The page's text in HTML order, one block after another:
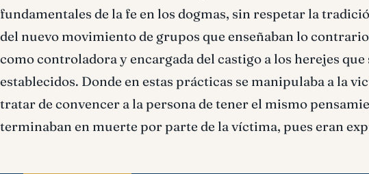
fundamentales de la fe en los dogmas, sin respetar la
del nuevo movimiento de grupos que enseñaban lo
como controladora y encargada del castigo a los herejes
establecidos. Donde en estas prácticas se manipulaba a la
tratar de convencer a la persona de tener el mismo
terminaban en muerte por parte de la víctima, pues eran